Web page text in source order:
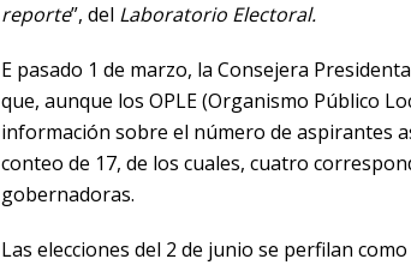
reporte”, del Laboratorio Electoral.
E pasado 1 de marzo, la Consejera
que, aunque los OPLE (Organismo Público
información sobre el número de aspirantes
conteo de 17, de los cuales, cuatro
gobernadoras.
Las elecciones del 2 de junio se perfilan